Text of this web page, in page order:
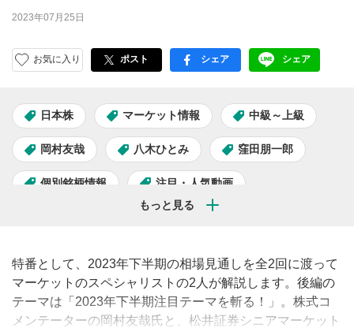
2023年07月25日
お気に入り ポスト facebook
シェア LINE
シェア
日本株 マーケット情報 中級～上級
岡村友哉 八木ひとみ 窪田朋一郎
個別銘柄情報 注目・人気動画
特番として、2023年下半期の相場見通しを全2回に渡って
マーケットのスペシャリストの2人が解説します。後編の
テーマは「2023年下半期注目テーマを斬る！」。株式コ
メンテーターの岡村友哉氏と、松井証券シニアマーケット